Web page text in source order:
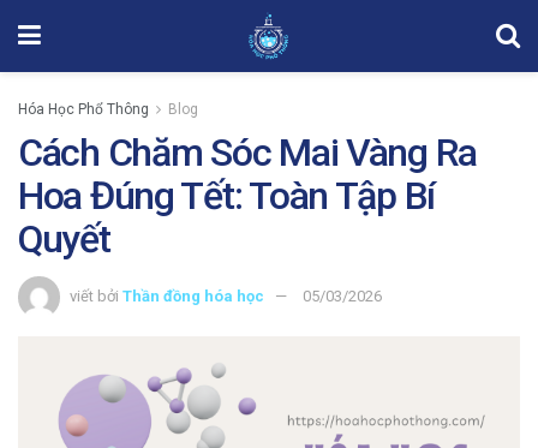
Hóa Học Phổ Thông Blog
Cách Chăm Sóc Mai Vàng Ra
Hoa Đúng Tết: Toàn Tập Bí
Quyết
viết bởi Thần đồng hóa học 05/03/2026